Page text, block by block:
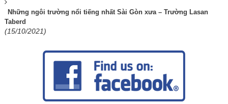
Những ngôi trường nổi tiếng nhất Sài Gòn xưa – Trường Lasan
Taberd
(15/10/2021)